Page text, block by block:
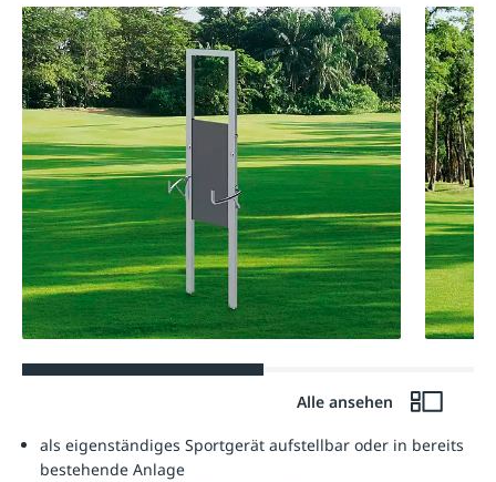
Alle ansehen
als eigenständiges Sportgerät aufstellbar oder in bereits
bestehende Anlage